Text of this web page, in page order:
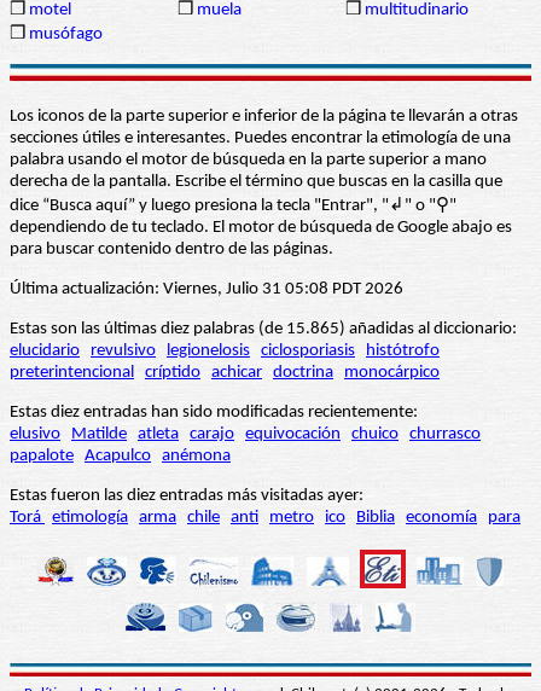
❒ motel ❒ muela ❒ multitudinario
❒ musófago
Los iconos de la parte superior e inferior de la página te llevarán a otras
secciones útiles e interesantes. Puedes encontrar la etimología de una
palabra usando el motor de búsqueda en la parte superior a mano
derecha de la pantalla. Escribe el término que buscas en la casilla que
dice “Busca aquí” y luego presiona la tecla "Entrar", "↲" o "⚲"
dependiendo de tu teclado. El motor de búsqueda de Google abajo es
para buscar contenido dentro de las páginas.
Última actualización: Viernes, Julio 31 05:08 PDT 2026
Estas son las últimas diez palabras (de 15.865) añadidas al diccionario:
elucidario
revulsivo legionelosis ciclosporiasis
histótrofo
preterintencional críptido achicar doctrina monocárpico
Estas diez entradas han sido modificadas recientemente:
elusivo
Matilde atleta carajo equivocación chuico churrasco
papalote Acapulco anémona
Estas fueron las diez entradas más visitadas ayer:
Torá etimología arma chile anti metro ico Biblia economía para